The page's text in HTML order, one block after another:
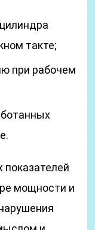
такте;
при рабочем
мощности и